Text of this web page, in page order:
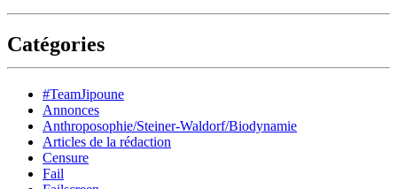
Catégories
#TeamJipoune
Annonces
Anthroposophie/Steiner-Waldorf/Biodynamie
Articles de la rédaction
Censure
Fail